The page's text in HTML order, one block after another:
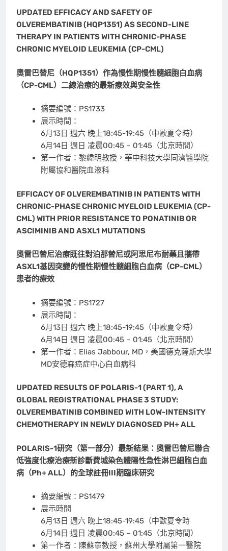
UPDATED EFFICACY AND SAFETY OF
OLVEREMBATINIB (HQP1351) AS SECOND-LINE
THERAPY IN PATIENTS WITH CHRONIC-PHASE
CHRONIC MYELOID LEUKEMIA (CP-CML)
奧雷巴替尼（HQP1351）作為慢性期慢性髓細胞白血病
（CP-CML）二線治療的最新療效與安全性
摘要編號：PS1733
展示時間：
6月13日 週六 晚上18:45-19:45（中歐夏令時）
6月14日 週日 凌晨00:45 – 01:45（北京時間）
第一作者：黎緯明教授，華中科技大學同濟醫學院
附屬協和醫院血液科
EFFICACY OF OLVEREMBATINIB IN PATIENTS WITH
CHRONIC-PHASE CHRONIC MYELOID LEUKEMIA (CP-
CML) WITH PRIOR RESISTANCE TO PONATINIB OR
ASCIMINIB AND ASXL1 MUTATIONS
奧雷巴替尼治療既往對泊那替尼或阿思尼布耐藥且攜帶
ASXL1基因突變的慢性期慢性髓細胞白血病（CP-CML）
患者的療效
摘要編號：PS1727
展示時間：
6月13日 週六 晚上18:45-19:45（中歐夏令時）
6月14日 週日 凌晨00:45 – 01:45（北京時間）
第一作者：Elias Jabbour, MD，美國德克薩斯大學
MD安德森癌症中心白血病科
UPDATED RESULTS OF POLARIS-1 (PART 1), A
GLOBAL REGISTRATIONAL PHASE 3 STUDY:
OLVEREMBATINIB COMBINED WITH LOW-INTENSITY
CHEMOTHERAPY IN NEWLY DIAGNOSED PH+ ALL
POLARIS-1研究（第一部分）最新結果：奧雷巴替尼聯合
低強度化療治療新診斷費城染色體陽性急性淋巴細胞白血
病（Ph+ ALL）的全球註冊III期臨床研究
摘要編號：PS1479
展示時間
6月13日 週六 晚上18:45-19:45（中歐夏令時
6月14日 週日 凌晨00:45 – 01:45（北京時間）
第一作者：陳蘇寧教授，蘇州大學附屬第一醫院